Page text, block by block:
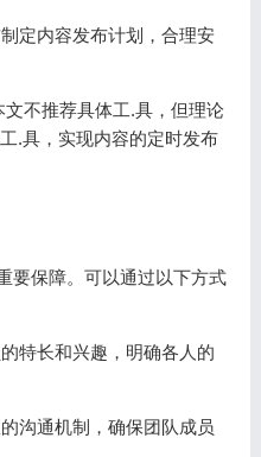
内容发布计划，合理安
不推荐具体工.具，但理论
.具，实现内容的定时发布
保障。可以通过以下方式
长和兴趣，明确各人的
通机制，确保团队成员